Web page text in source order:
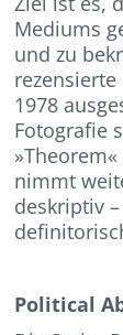
Mediums
und zu
1978
Fotografie
nimmt
deskriptiv
Political